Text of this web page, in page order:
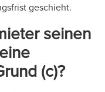
geschieht.
seinen
(c)?